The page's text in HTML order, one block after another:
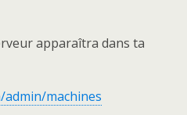
apparaîtra dans ta
machines